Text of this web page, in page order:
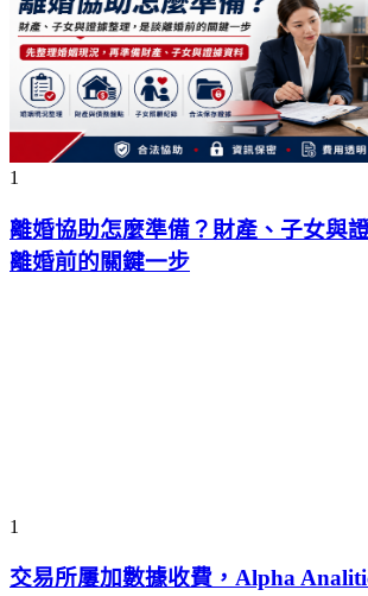
1
離婚協助怎麼準備？財產、子女與
離婚前的關鍵一步
1
交易所屢加數據收費，Alpha